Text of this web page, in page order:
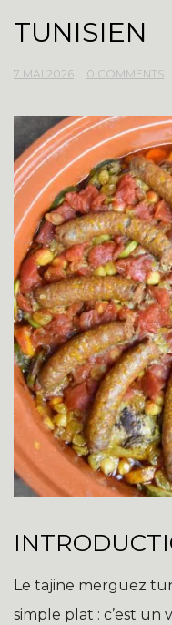
TUNISIEN
7 MAI 2026 0 COMMENTS
Le tajine merguez
simple plat : c’est